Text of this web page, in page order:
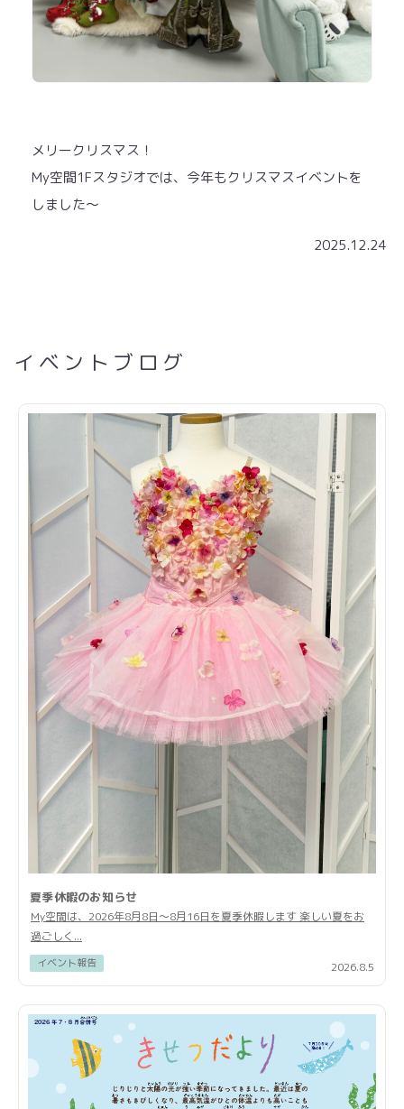
メリークリスマス！
My空間1Fスタジオでは、今年もクリスマスイベントを
しました〜
2025.12.24
イベントブログ
夏季休暇のお知らせ
My空間は、2026年8月8日〜8月16日を夏季休暇します 楽しい夏をお
過ごしく...
2026.8.5
イベント報告